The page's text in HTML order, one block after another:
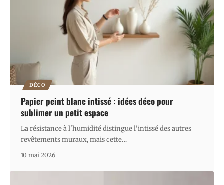
DÉCO
Papier peint blanc intissé : idées déco pour
sublimer un petit espace
La résistance à l'humidité distingue l'intissé des autres
revêtements muraux, mais cette…
10 mai 2026